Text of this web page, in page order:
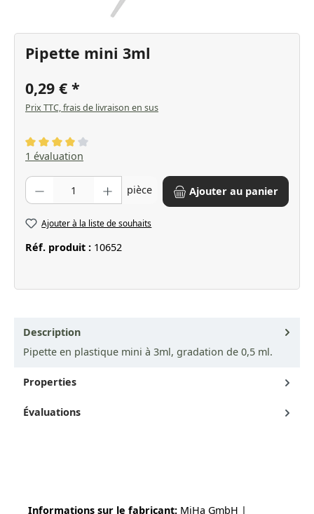
Pipette mini 3ml
0,29 €
Prix TTC, frais de livraison en sus
Note moyenne de 4 sur 5 étoiles
1 évaluation
Quantité de produit : Entrez la quantité souhaitée ou utilisez les
pièce Ajouter au panier
Ajouter à la liste de souhaits
Réf. produit : 10652
Description
Pipette en plastique mini à 3ml, gradation de 0,5 ml.
Properties
Évaluations
Informations sur le fabricant: MiHa GmbH |